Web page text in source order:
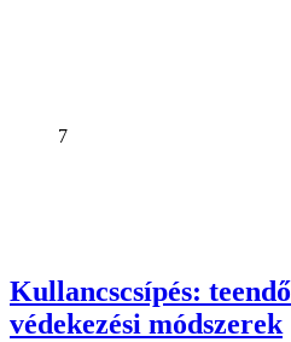
7
Kullancscsípés:
védekezési módszerek